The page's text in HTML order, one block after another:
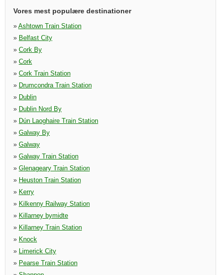
Vores mest populære destinationer
» Ashtown Train Station
» Belfast City
» Cork By
» Cork
» Cork Train Station
» Drumcondra Train Station
» Dublin
» Dublin Nord By
» Dún Laoghaire Train Station
» Galway By
» Galway
» Galway Train Station
» Glenageary Train Station
» Heuston Train Station
» Kerry
» Kilkenny Railway Station
» Killarney bymidte
» Killarney Train Station
» Knock
» Limerick City
» Pearse Train Station